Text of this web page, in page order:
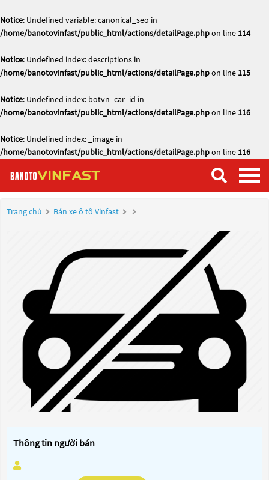
Notice: Undefined variable: canonical_seo in
/home/banotovinfast/public_html/actions/detailPage.phpon line 114
Notice: Undefined index: descriptions in
/home/banotovinfast/public_html/actions/detailPage.phpon line 115
Notice: Undefined index: botvn_car_id in
/home/banotovinfast/public_html/actions/detailPage.phpon line 116
Notice: Undefined index: _image in
/home/banotovinfast/public_html/actions/detailPage.phpon line 116
Trang chủ Bán xe ô tô Vinfast
Thông tin người bán